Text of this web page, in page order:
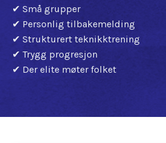
✔ Små grupper
✔ Personlig tilbakemelding
✔ Strukturert teknikktrening
✔ Trygg progresjon
✔ Der elite møter folket